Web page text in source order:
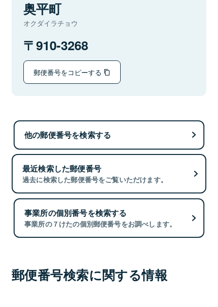
奥平町
オクダイラチョウ
910-3268
郵便番号をコピーする
他の郵便番号を検索する
最近検索した郵便番号
過去に検索した郵便番号をご覧いただけます。
事業所の個別番号を検索する
事業所の７けたの個別郵便番号をお調べします。
郵便番号検索に関する情報